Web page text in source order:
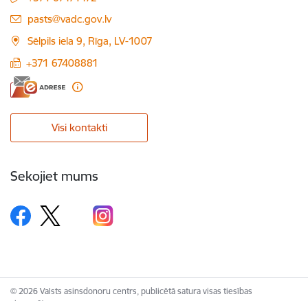
E-pasts:
pasts@vadc.gov.lv
Sēlpils iela 9, Rīga, LV-1007
+371 67408881
Visi kontakti
Sekojiet mums
© 2026 Valsts asinsdonoru centrs, publicētā satura visas tiesības